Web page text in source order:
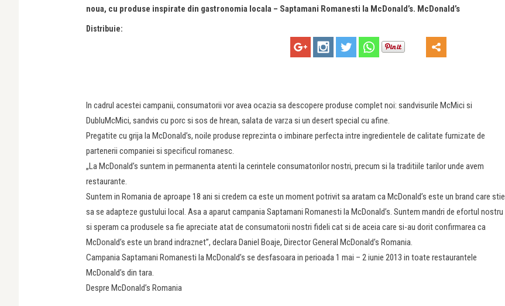
noua, cu produse inspirate din gastronomia locala – Saptamani Romanesti la McDonald’s. McDonald’s
Distribuie:
In cadrul acestei campanii, consumatorii vor avea ocazia sa descopere produse complet noi: sandvisurile McMici si
DubluMcMici, sandvis cu porc si sos de hrean, salata de varza si un desert special cu afine.
Pregatite cu grija la McDonald’s, noile produse reprezinta o imbinare perfecta intre ingredientele de calitate furnizate de
partenerii companiei si specificul romanesc.
„La McDonald’s suntem in permanenta atenti la cerintele consumatorilor nostri, precum si la traditiile tarilor unde avem
restaurante.
Suntem in Romania de aproape 18 ani si credem ca este un moment potrivit sa aratam ca McDonald’s este un brand care stie
sa se adapteze gustului local. Asa a aparut campania Saptamani Romanesti la McDonald’s. Suntem mandri de efortul nostru
si speram ca produsele sa fie apreciate atat de consumatorii nostri fideli cat si de aceia care si-au dorit confirmarea ca
McDonald’s este un brand indraznet”, declara Daniel Boaje, Director General McDonald’s Romania.
Campania Saptamani Romanesti la McDonald’s se desfasoara in perioada 1 mai – 2 iunie 2013 in toate restaurantele
McDonald’s din tara.
Despre McDonald’s Romania